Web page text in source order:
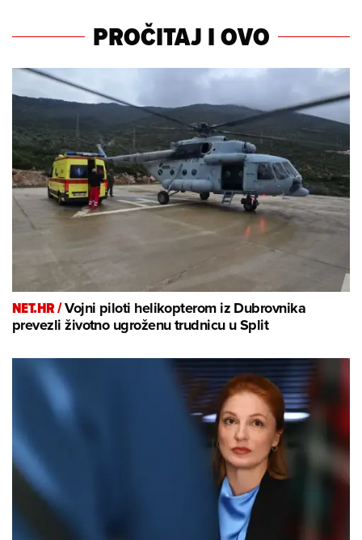
PROČITAJ I OVO
NET.HR /Vojni piloti helikopterom iz Dubrovnika
prevezli životno ugroženu trudnicu u Split